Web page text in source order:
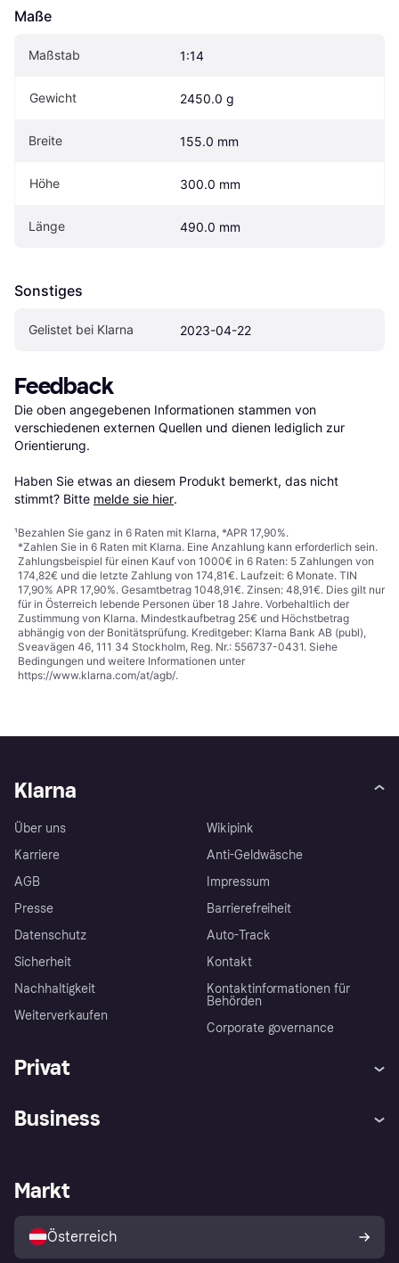
Maße
Maßstab 1:14
Gewicht 2450.0 g
Breite 155.0 mm
Höhe 300.0 mm
Länge 490.0 mm
Sonstiges
Gelistet bei Klarna 2023-04-22
Feedback
Die oben angegebenen Informationen stammen von
verschiedenen externen Quellen und dienen lediglich zur
Orientierung.
Haben Sie etwas an diesem Produkt bemerkt, das nicht
stimmt? Bitte melde sie hier.
¹Bezahlen Sie ganz in 6 Raten mit Klarna, *APR 17,90%.
*Zahlen Sie in 6 Raten mit Klarna. Eine Anzahlung kann erforderlich sein.
Zahlungsbeispiel für einen Kauf von 1000€ in 6 Raten: 5 Zahlungen von
174,82€ und die letzte Zahlung von 174,81€. Laufzeit: 6 Monate. TIN
17,90% APR 17,90%. Gesamtbetrag 1048,91€. Zinsen: 48,91€. Dies gilt nur
für in Österreich lebende Personen über 18 Jahre. Vorbehaltlich der
Zustimmung von Klarna. Mindestkaufbetrag 25€ und Höchstbetrag
abhängig von der Bonitätsprüfung. Kreditgeber: Klarna Bank AB (publ),
Sveavägen 46, 111 34 Stockholm, Reg. Nr.: 556737-0431. Siehe
Bedingungen und weitere Informationen unter
https://www.klarna.com/at/agb/.
Klarna
Über uns
Karriere
AGB
Presse
Datenschutz
Sicherheit
Nachhaltigkeit
Weiterverkaufen
Wikipink
Anti-Geldwäsche
Impressum
Barrierefreiheit
Auto-Track
Kontakt
Kontaktinformationen für
Behörden
Corporate governance
Privat
Shops entdecken
Business
Händlerportal
Markt
Österreich